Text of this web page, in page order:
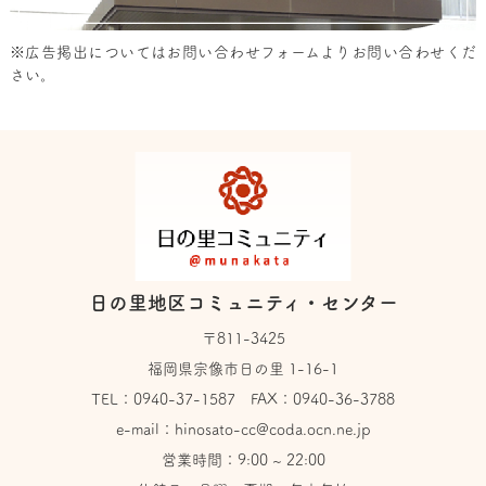
※広告掲出については お問い合わせフォーム よりお問い合わせくだ
さい。
日の里地区コミュニティ・センター
〒811-3425
福岡県宗像市日の里 1-16-1
TEL： 0940-37-1587 FAX：0940-36-3788
e-mail： hinosato-cc@coda.ocn.ne.jp
営業時間：9:00 ~ 22:00